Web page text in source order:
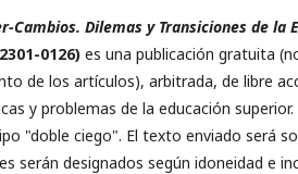
Cambios. Dilemas y Transiciones de la
2301-0126) es una publicación gratuita
de los artículos), arbitrada, de libre
y problemas de la educación
"doble ciego". El texto enviado será
serán designados según idoneidad e